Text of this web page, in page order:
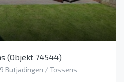
(Objekt 74544)
Butjadingen / Tossens